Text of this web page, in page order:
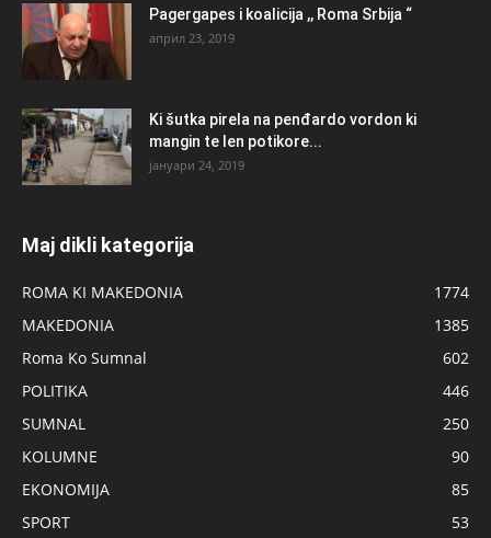
Pagergapes i koalicija ,, Roma Srbija “
април 23, 2019
Ki šutka pirela na penđardo vordon ki
mangin te len potikore...
јануари 24, 2019
Maj dikli kategorija
ROMA KI MAKEDONIA
1774
MAKEDONIA
1385
Roma Ko Sumnal
602
POLITIKA
446
SUMNAL
250
KOLUMNE
90
EKONOMIJA
85
SPORT
53